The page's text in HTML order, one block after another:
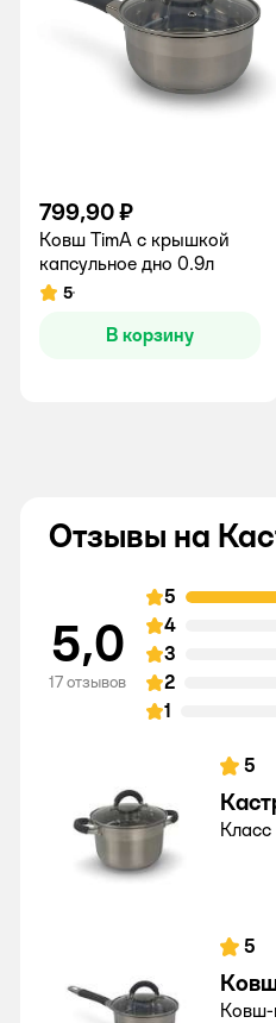
799,90 ₽
Ковш TimA c крышкой
капсульное дно 0.9л
Рейтинг:
5
В корзину
Отзывы на
5,0
17 отзывов
5
4
3
2
1
5
Класс
5
Ковш-